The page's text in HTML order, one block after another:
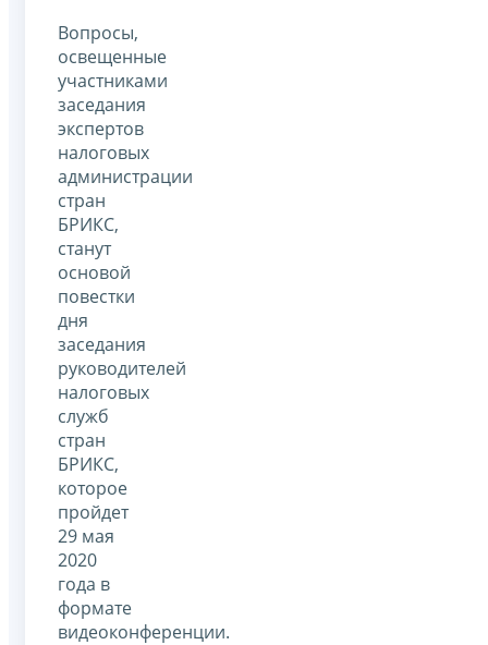
Вопросы,
освещенные
участниками
заседания
экспертов
налоговых
администрации
стран
БРИКС,
станут
основой
повестки
дня
заседания
руководителей
налоговых
служб
стран
БРИКС,
которое
пройдет
29 мая
2020
года в
формате
видеоконференции.